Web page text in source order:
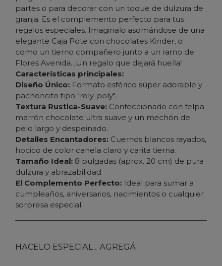
partes o para decorar con un toque de dulzura de
granja. Es el complemento perfecto para tus
regalos especiales. Imaginalo asomándose de una
elegante Caja Pote con chocolates Kinder, o
como un tierno compañero junto a un ramo de
Flores Avenida. ¡Un regalo que dejará huella!
Características principales:
Diseño Único: Formato esférico súper adorable y
pachoncito tipo "roly-poly".
Textura Rustica-Suave: Confeccionado con felpa
marrón chocolate ultra suave y un mechón de
pelo largo y despeinado.
Detalles Encantadores: Cuernos blancos rayados,
hocico de color canela claro y carita tierna.
Tamaño Ideal: 8 pulgadas (aprox. 20 cm) de pura
dulzura y abrazabilidad.
El Complemento Perfecto: Ideal para sumar a
cumpleaños, aniversarios, nacimientos o cualquier
sorpresa especial.
HACELO ESPECIAL... AGREGÁ